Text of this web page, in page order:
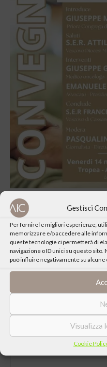
Gestisci
Per fornire le migliori esperienze,
memorizzare e/o accedere alle
queste tecnologie ci permetterà di
navigazione o ID unici su questo
può influire negativamente su
Visualizza
Cookie
CONDIVIDI